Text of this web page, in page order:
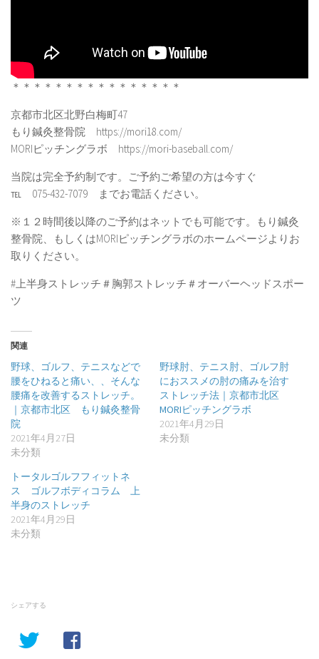
＊＊＊＊＊＊＊＊＊＊＊＊＊＊＊＊
京都市北区北野白梅町47
もり鍼灸整骨院 https://mori18.com/
MORIピッチングラボ https://mori-baseball.com/
当院は完全予約制です。ご予約ご希望の方は今すぐ
℡ 075-432-7079 までお電話ください。
※１２時間後以降のご予約はネットでも可能です。もり鍼灸
整骨院、もしくはMORIピッチングラボのホームページよりお
取りください。
#上半身ストレッチ＃胸郭ストレッチ＃オーバーヘッドスポー
ツ
関連
野球、ゴルフ、テニスなどで
腰をひねると痛い、、そんな
腰痛を改善するストレッチ。
｜京都市北区 もり鍼灸整骨
院
2021年4月27日
未分類
野球肘、テニス肘、ゴルフ肘
におススメの肘の痛みを治す
ストレッチ法｜京都市北区
MORIピッチングラボ
2021年4月29日
未分類
トータルゴルフフィットネ
ス ゴルフボディコラム 上
半身のストレッチ
2021年4月29日
未分類
シェアする